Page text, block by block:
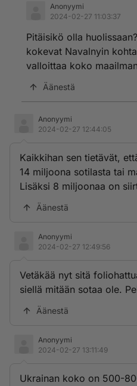
Anonyymi
2024-02-27 11:03:37
Pitäisikö olla
kokevat Navalnyin
valloittaa koko
Äänestä
Anonyymi
2024-02-27 12:44:05
Kaikkihan sen tietävät,
14 miljoona sotilasta tai
Lisäksi 8 miljoonaa on
Äänestä
Anonyymi
2024-02-27 12:49:56
Vetäkää nyt sitä
siellä mitään sotaa ole.
Äänestä
Anonyymi
2024-02-27 13:11:49
Ukrainan koko on 500-